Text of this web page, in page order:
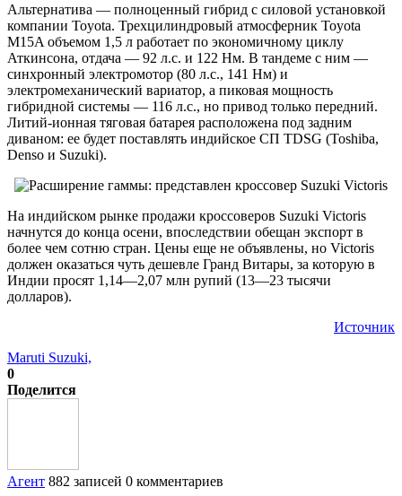
Альтернатива — полноценный гибрид с силовой установкой
компании Toyota. Трехцилиндровый атмосферник Toyota
M15A объемом 1,5 л работает по экономичному циклу
Аткинсона, отдача — 92 л.с. и 122 Нм. В тандеме с ним —
синхронный электромотор (80 л.с., 141 Нм) и
электромеханический вариатор, а пиковая мощность
гибридной системы — 116 л.с., но привод только передний.
Литий-ионная тяговая батарея расположена под задним
диваном: ее будет поставлять индийское СП TDSG (Toshiba,
Denso и Suzuki).
На индийском рынке продажи кроссоверов Suzuki Victoris
начнутся до конца осени, впоследствии обещан экспорт в
более чем сотню стран. Цены еще не объявлены, но Victoris
должен оказаться чуть дешевле Гранд Витары, за которую в
Индии просят 1,14—2,07 млн рупий (13—23 тысячи
долларов).
Источник
Maruti Suzuki,
0
Поделится
Агент 882 записей 0 комментариев